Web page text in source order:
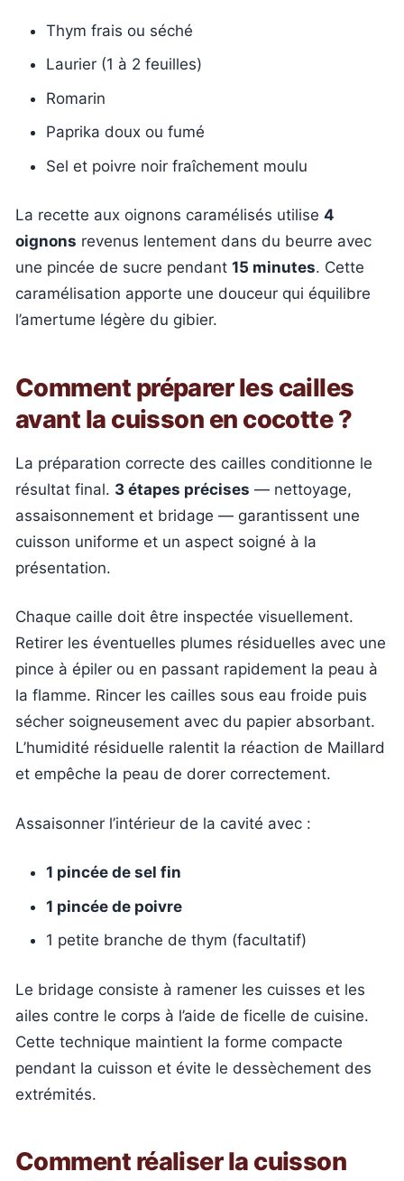
Thym frais ou séché
Laurier (1 à 2 feuilles)
Romarin
Paprika doux ou fumé
Sel et poivre noir fraîchement moulu
La recette aux oignons caramélisés utilise 4
oignons revenus lentement dans du beurre avec
une pincée de sucre pendant 15 minutes. Cette
caramélisation apporte une douceur qui équilibre
l’amertume légère du gibier.
Comment préparer les cailles
avant la cuisson en cocotte ?
La préparation correcte des cailles conditionne le
résultat final. 3 étapes précises — nettoyage,
assaisonnement et bridage — garantissent une
cuisson uniforme et un aspect soigné à la
présentation.
Chaque caille doit être inspectée visuellement.
Retirer les éventuelles plumes résiduelles avec une
pince à épiler ou en passant rapidement la peau à
la flamme. Rincer les cailles sous eau froide puis
sécher soigneusement avec du papier absorbant.
L’humidité résiduelle ralentit la réaction de Maillard
et empêche la peau de dorer correctement.
Assaisonner l’intérieur de la cavité avec :
1 pincée de sel fin
1 pincée de poivre
1 petite branche de thym (facultatif)
Le bridage consiste à ramener les cuisses et les
ailes contre le corps à l’aide de ficelle de cuisine.
Cette technique maintient la forme compacte
pendant la cuisson et évite le dessèchement des
extrémités.
Comment réaliser la cuisson